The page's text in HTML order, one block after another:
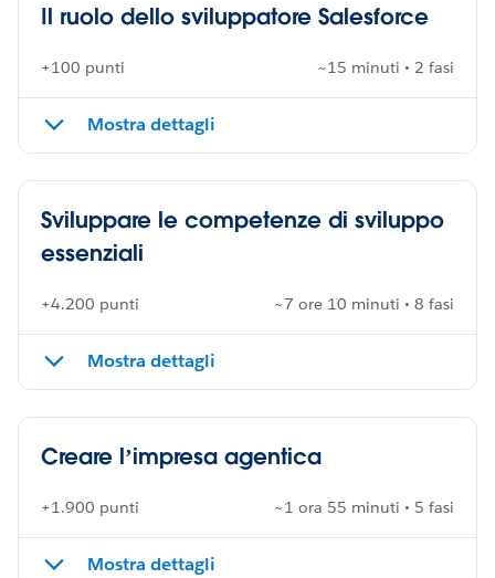
Il ruolo dello sviluppatore Salesforce
+100 punti ~15 minuti • 2 fasi
Mostra dettagli
Sviluppare le competenze di sviluppo
essenziali
+4.200 punti ~7 ore 10 minuti • 8 fasi
Mostra dettagli
Creare l’impresa agentica
+1.900 punti ~1 ora 55 minuti • 5 fasi
Mostra dettagli